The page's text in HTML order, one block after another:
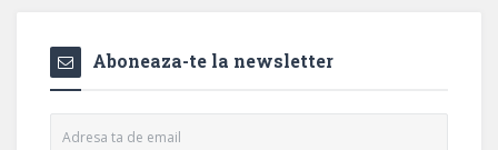
Aboneaza-te la newsletter